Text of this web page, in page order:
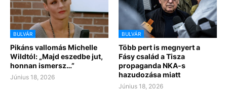
BULVÁR
Pikáns vallomás Michelle
Wildtól: „Majd eszedbe jut,
honnan ismersz…”
Június 18, 2026
BULVÁR
Több pert is megnyert a
Fásy család a Tisza
propaganda NKA-s
hazudozása miatt
Június 18, 2026